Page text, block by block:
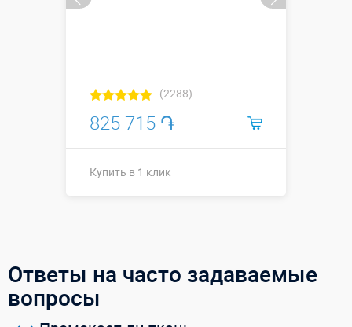
(2288)
825 715 ֏
Купить в 1 клик
м
Ответы на часто задаваемые
вопросы